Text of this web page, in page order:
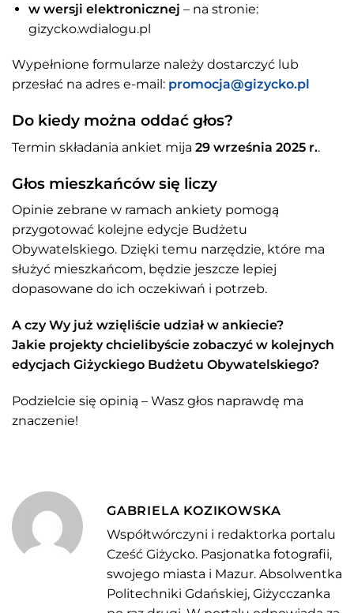
w wersji elektronicznej – na stronie:
gizycko.wdialogu.pl
Wypełnione formularze należy dostarczyć lub
przesłać na adres e-mail: promocja@gizycko.pl
Do kiedy można oddać głos?
Termin składania ankiet mija 29 września 2025 r..
Głos mieszkańców się liczy
Opinie zebrane w ramach ankiety pomogą
przygotować kolejne edycje Budżetu
Obywatelskiego. Dzięki temu narzędzie, które ma
służyć mieszkańcom, będzie jeszcze lepiej
dopasowane do ich oczekiwań i potrzeb.
A czy Wy już wzięliście udział w ankiecie?
Jakie projekty chcielibyście zobaczyć w kolejnych
edycjach Giżyckiego Budżetu Obywatelskiego?
Podzielcie się opinią – Wasz głos naprawdę ma
znaczenie!
GABRIELA KOZIKOWSKA
Współtwórczyni i redaktorka portalu
Cześć Giżycko. Pasjonatka fotografii,
swojego miasta i Mazur. Absolwentka
Politechniki Gdańskiej, Giżycczanka